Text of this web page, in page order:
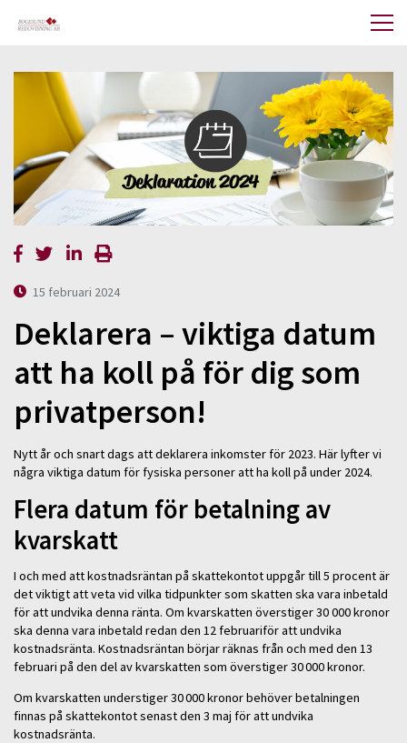
15 februari 2024
Deklarera – viktiga datum
att ha koll på för dig som
privatperson!
Nytt år och snart dags att deklarera inkomster för 2023. Här lyfter vi
några viktiga datum för fysiska personer att ha koll på under 2024.
Flera datum för betalning av
kvarskatt
I och med att kostnadsräntan på skattekontot uppgår till 5 procent är
det viktigt att veta vid vilka tidpunkter som skatten ska vara inbetald
för att undvika denna ränta. Om kvarskatten överstiger 30 000 kronor
ska denna vara inbetald redan den 12 februariför att undvika
kostnadsränta. Kostnadsräntan börjar räknas från och med den 13
februari på den del av kvarskatten som överstiger 30 000 kronor.
Om kvarskatten understiger 30 000 kronor behöver betalningen
finnas på skattekontot senast den 3 maj för att undvika
kostnadsränta.